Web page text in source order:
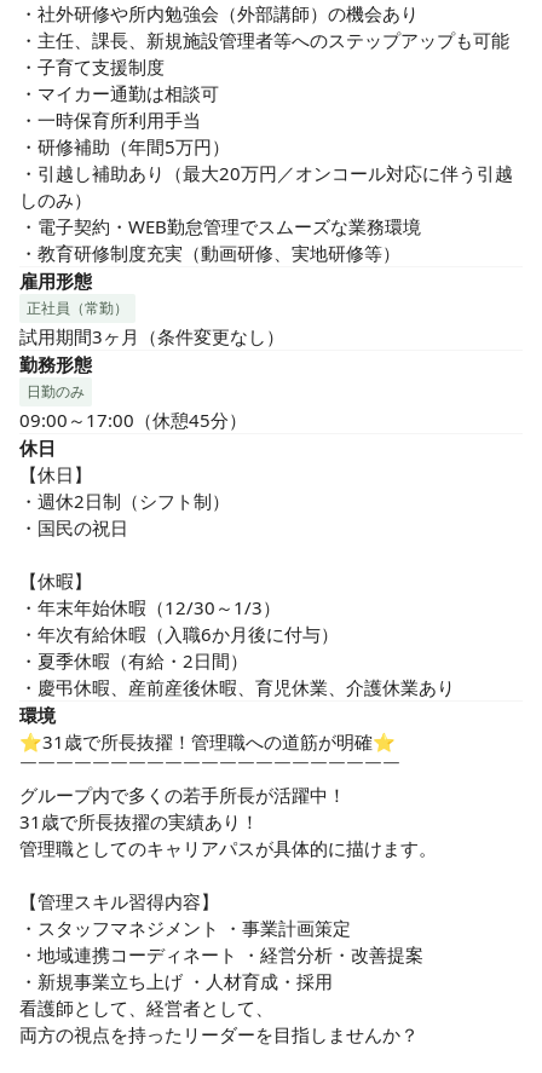
・社外研修や所内勉強会（外部講師）の機会あり
・主任、課長、新規施設管理者等へのステップアップも可能
・子育て支援制度
・マイカー通勤は相談可
・一時保育所利用手当
・研修補助（年間5万円）
・引越し補助あり（最大20万円／オンコール対応に伴う引越
しのみ）
・電子契約・WEB勤怠管理でスムーズな業務環境
・教育研修制度充実（動画研修、実地研修等）
雇用形態
正社員（常勤）
試用期間3ヶ月（条件変更なし）
勤務形態
日勤のみ
09:00～17:00（休憩45分）
休日
【休日】
・週休2日制（シフト制）
・国民の祝日
【休暇】
・年末年始休暇（12/30～1/3）
・年次有給休暇（入職6か月後に付与）
・夏季休暇（有給・2日間）
・慶弔休暇、産前産後休暇、育児休業、介護休業あり
環境
⭐31歳で所長抜擢！管理職への道筋が明確⭐
￣￣￣￣￣￣￣￣￣￣￣￣￣￣￣￣￣￣￣￣￣
グループ内で多くの若手所長が活躍中！
31歳で所長抜擢の実績あり！
管理職としてのキャリアパスが具体的に描けます。
【管理スキル習得内容】
・スタッフマネジメント ・事業計画策定
・地域連携コーディネート ・経営分析・改善提案
・新規事業立ち上げ ・人材育成・採用
看護師として、経営者として、
両方の視点を持ったリーダーを目指しませんか？